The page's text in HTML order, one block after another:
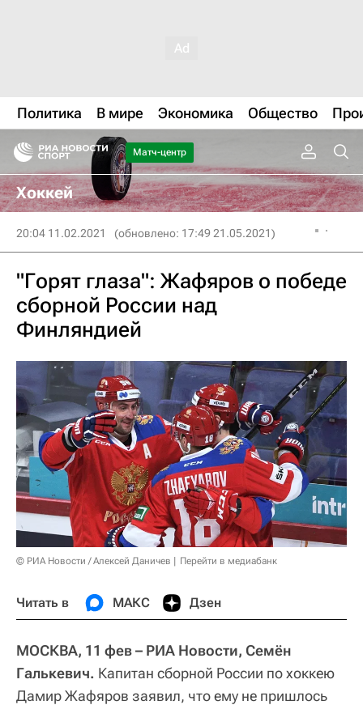
Политика В мире Экономика Общество
Матч-центр
Хоккей
20:04 11.02.2021 (обновлено: 17:49 21.05.2021)
"Горят глаза": Жафяров о победе
сборной России над
Финляндией
© РИА Новости / Алексей Даничев Перейти в медиабанк
Читать в МАКС Дзен
МОСКВА, 11 фев – РИА Новости, Семён
Галькевич. Капитан сборной России по хоккею
Дамир Жафяров заявил, что ему не пришлось